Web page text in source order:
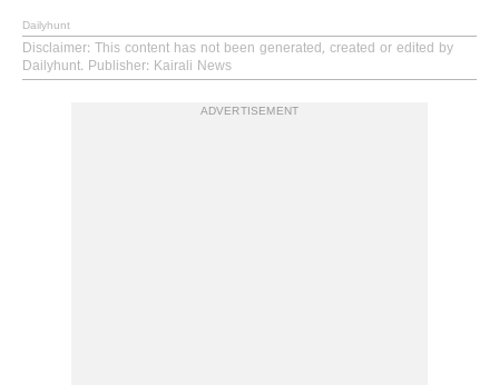
Dailyhunt
Disclaimer: This content has not been generated, created or edited by
Dailyhunt. Publisher: Kairali News
ADVERTISEMENT